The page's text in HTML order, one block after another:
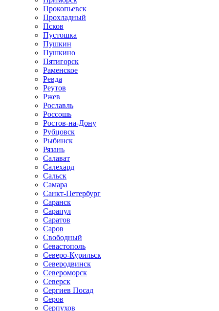
Прокопьевск
Прохладный
Псков
Пустошка
Пушкин
Пушкино
Пятигорск
Раменское
Ревда
Реутов
Ржев
Рославль
Россошь
Ростов-на-Дону
Рубцовск
Рыбинск
Рязань
Салават
Салехард
Сальск
Самара
Санкт-Петербург
Саранск
Сарапул
Саратов
Саров
Свободный
Севастополь
Северо-Курильск
Северодвинск
Североморск
Северск
Сергиев Посад
Серов
Серпухов